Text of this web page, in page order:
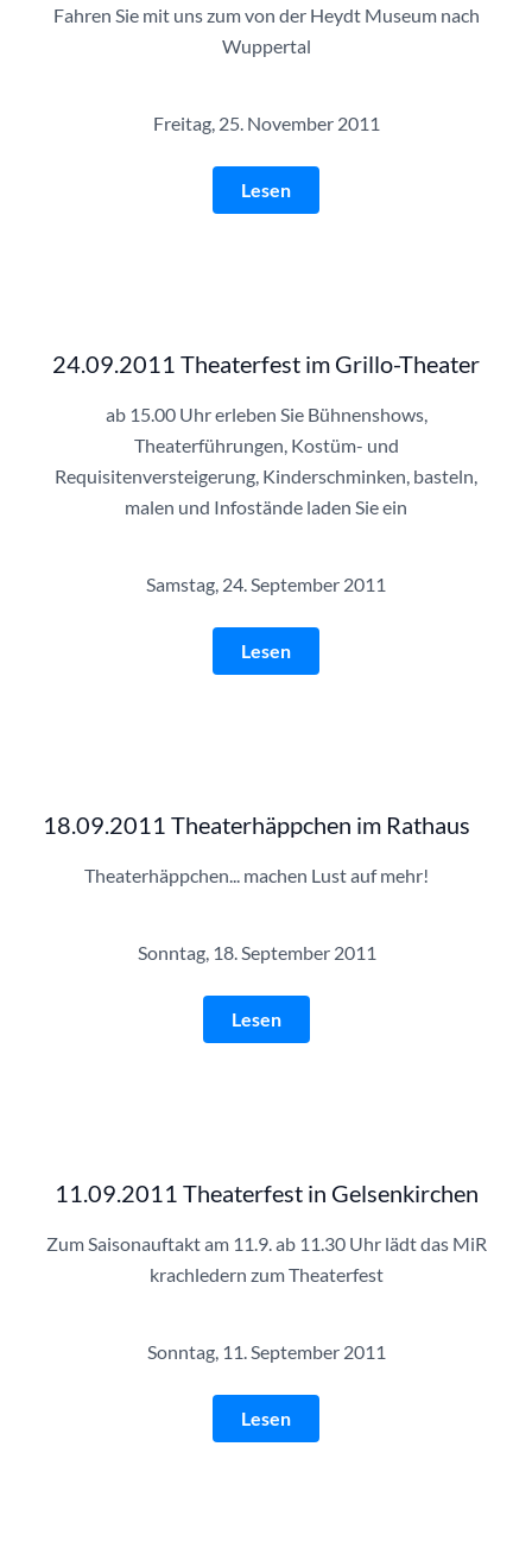
Fahren Sie mit uns zum von der Heydt Museum nach
Wuppertal
Freitag, 25. November 2011
Lesen
24.09.2011 Theaterfest im Grillo-Theater
ab 15.00 Uhr erleben Sie Bühnenshows,
Theaterführungen, Kostüm- und
Requisitenversteigerung, Kinderschminken, basteln,
malen und Infostände laden Sie ein
Samstag, 24. September 2011
Lesen
18.09.2011 Theaterhäppchen im Rathaus
Theaterhäppchen... machen Lust auf mehr!
Sonntag, 18. September 2011
Lesen
11.09.2011 Theaterfest in Gelsenkirchen
Zum Saisonauftakt am 11.9. ab 11.30 Uhr lädt das MiR
krachledern zum Theaterfest
Sonntag, 11. September 2011
Lesen